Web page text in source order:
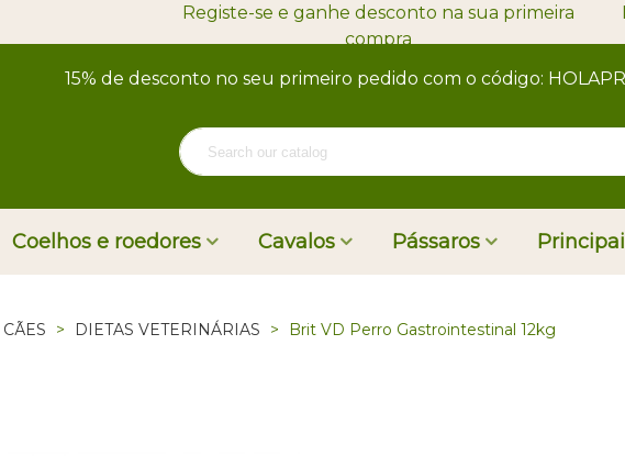
Registe-se e ganhe desconto na sua primeira
compra
15% de desconto no seu primeiro pedido com o código:
Coelhos e roedores Cavalos Pássaros
> DIETAS VETERINÁRIAS > Brit VD Perro Gastrointestinal 12kg